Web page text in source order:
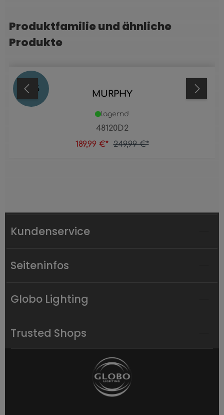
Produktgalerie überspringen
Produktfamilie und ähnliche
Produkte
24 % MURPHY
48120D2
lagernd
189,99 €* 249,99 €*
Kundenservice
Seiteninfos
Globo Lighting
Trusted Shops